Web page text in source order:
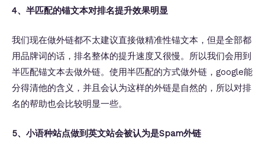
4、半匹配的锚文本对排名提升效果明显
我们现在做外链都不太建议直接做精准性锚文本，但是全部都
用品牌词的话，排名整体的提升速度又很慢。所以我们会用到
半匹配锚文本去做外链。使用半匹配的方式做外链，google能
分得清他的含义，并且会认为这样的外链是自然的，所以对排
名的帮助也会比较明显一些。
5、小语种站点做到英文站会被认为是Spam外链